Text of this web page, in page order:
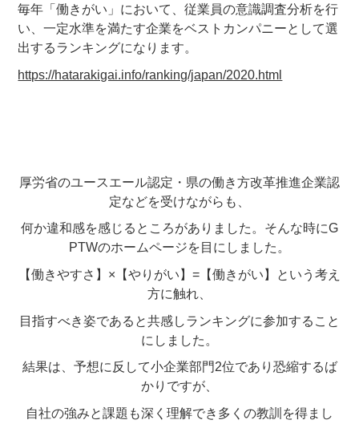
毎年「働きがい」において、従業員の意識調査分析を行
い、一定水準を満たす企業をベストカンパニーとして選
出するランキングになります。
https://hatarakigai.info/ranking/japan/2020.html
厚労省のユースエール認定・県の働き方改革推進企業認
定などを受けながらも、
何か違和感を感じるところがありました。そんな時にG
PTWのホームページを目にしました。
【働きやすさ】×【やりがい】=【働きがい】という考え
方に触れ、
目指すべき姿であると共感しランキングに参加すること
にしました。
結果は、予想に反して小企業部門2位であり恐縮するば
かりですが、
自社の強みと課題も深く理解でき多くの教訓を得まし